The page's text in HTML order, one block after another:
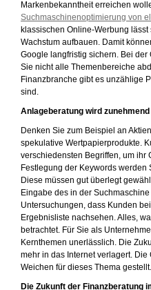
Markenbekanntheit erreichen
Suchmaschinenoptimierung von
klassischen Online-Werbung
Wachstum aufbauen. Damit
Google langfristig sichern. Bei der
Sie nicht alle Themenbereiche
Finanzbranche gibt es unzählige
sind.
Anlageberatung wird
Denken Sie zum Beispiel an
spekulative Wertpapierprodukte.
verschiedensten Begriffen, um ihr
Festlegung der Keywords werden
Diese müssen gut überlegt
Eingabe des in der
Untersuchungen, dass Kunden
Ergebnisliste nachsehen. Alles,
betrachtet. Für Sie als
Kernthemen unerlässlich. Die
mehr in das Internet verlagert.
Weichen für dieses Thema gestellt.
Die Zukunft der Finanzberatung